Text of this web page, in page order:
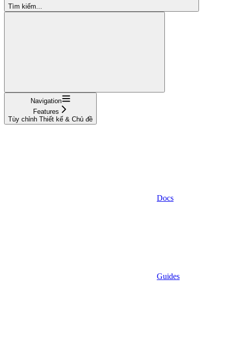
Tìm kiếm...
Navigation
Features
Tùy chỉnh Thiết kế & Chủ đề
Docs
Guides